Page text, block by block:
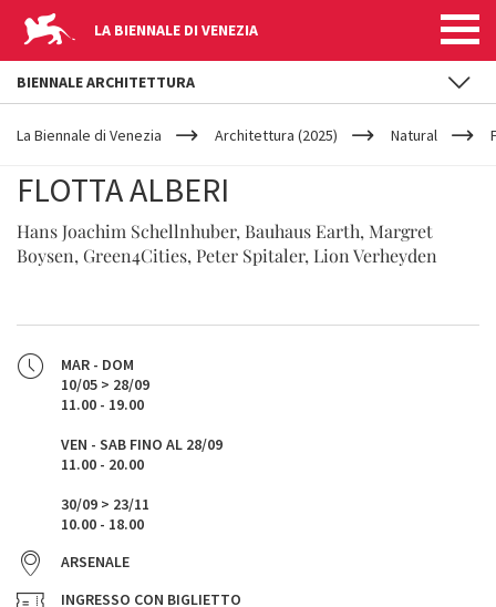
LA BIENNALE DI VENEZIA
YOUR
ARE
La Biennale di Venezia Architettura (2025) Natural
FLOTTA ALBERI
Hans Joachim Schellnhuber, Bauhaus Earth, Margret
Boysen, Green4Cities, Peter Spitaler, Lion Verheyden
MAR - DOM
10/05 > 28/09
11.00 - 19.00
VEN - SAB FINO AL 28/09
11.00 - 20.00
30/09 > 23/11
10.00 - 18.00
ARSENALE
INGRESSO CON BIGLIETTO
BIENNALE ARCHITETTURA